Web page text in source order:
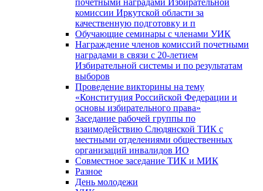
почетными наградами Избирательной
комиссии Иркутской области за
качественную подготовку и п
Обучающие семинары с членами УИК
Награждение членов комиссий почетными
наградами в связи с 20-летием
Избирательной системы и по результатам
выборов
Проведение викторины на тему
«Конституция Российской Федерации и
основы избирательного права»
Заседание рабочей группы по
взаимодействию Слюдянской ТИК с
местными отделениями общественных
организаций инвалидов ИО
Совместное заседание ТИК и МИК
Разное
День молодежи